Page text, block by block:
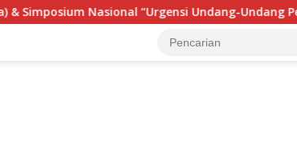
Perekonomian Nasional dan Kesejahteraan